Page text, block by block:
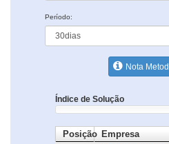
Período:
Nota
Índice de Solução
Posição Empresa